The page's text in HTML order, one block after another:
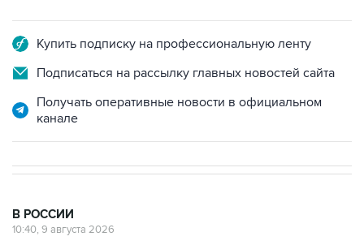
Купить подписку на профессиональную ленту
Подписаться на рассылку главных новостей сайта
Получать оперативные новости в официальном
канале
В РОССИИ
10:40, 9 августа 2026